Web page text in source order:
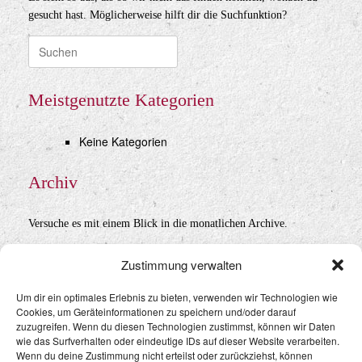
Zustimmung verwalten
Um dir ein optimales Erlebnis zu bieten, verwenden wir Technologien wie
Cookies, um Geräteinformationen zu speichern und/oder darauf
zuzugreifen. Wenn du diesen Technologien zustimmst, können wir Daten
wie das Surfverhalten oder eindeutige IDs auf dieser Website verarbeiten.
Wenn du deine Zustimmung nicht erteilst oder zurückziehst, können
gesucht hast. Möglicherweise hilft dir die Suchfunktion?
Suche
nach:
Meistgenutzte Kategorien
Keine Kategorien
Archiv
Versuche es mit einem Blick in die monatlichen Archive.
Datenschutz&Impressum